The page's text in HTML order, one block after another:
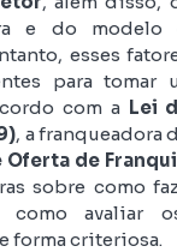
e do modelo
esses
para tomar
com a Lei
, a franqueadora
de
sobre como
avaliar
forma criteriosa.